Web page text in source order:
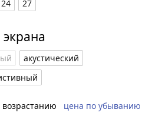
24 27
акустический
цена по убыванию